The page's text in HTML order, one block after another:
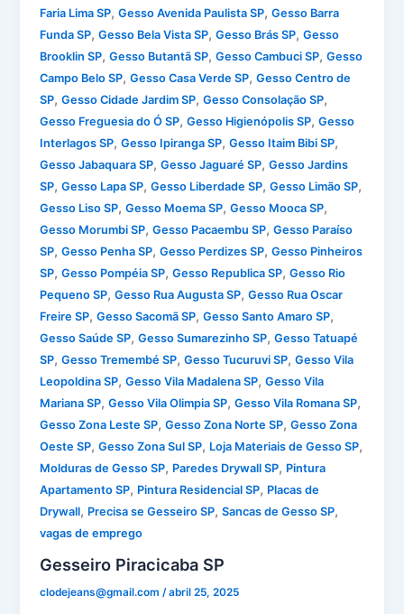
Faria Lima SP,Gesso Avenida Paulista SP,Gesso Barra
Funda SP,Gesso Bela Vista SP,Gesso Brás SP,Gesso
Brooklin SP,Gesso Butantã SP,Gesso Cambuci SP,Gesso
Campo Belo SP,Gesso Casa Verde SP,Gesso Centro de
SP,Gesso Cidade Jardim SP,Gesso Consolação SP,
Gesso Freguesia do Ó SP,Gesso Higienópolis SP,Gesso
Interlagos SP,Gesso Ipiranga SP,Gesso Itaim Bibi SP,
Gesso Jabaquara SP,Gesso Jaguaré SP,Gesso Jardins
SP,Gesso Lapa SP,Gesso Liberdade SP,Gesso Limão SP,
Gesso Liso SP,Gesso Moema SP,Gesso Mooca SP,
Gesso Morumbi SP,Gesso Pacaembu SP,Gesso Paraíso
SP,Gesso Penha SP,Gesso Perdizes SP,Gesso Pinheiros
SP,Gesso Pompéia SP,Gesso Republica SP,Gesso Rio
Pequeno SP,Gesso Rua Augusta SP,Gesso Rua Oscar
Freire SP,Gesso Sacomã SP,Gesso Santo Amaro SP,
Gesso Saúde SP,Gesso Sumarezinho SP,Gesso Tatuapé
SP,Gesso Tremembé SP,Gesso Tucuruvi SP,Gesso Vila
Leopoldina SP,Gesso Vila Madalena SP,Gesso Vila
Mariana SP,Gesso Vila Olimpia SP,Gesso Vila Romana SP,
Gesso Zona Leste SP,Gesso Zona Norte SP,Gesso Zona
Oeste SP,Gesso Zona Sul SP, Loja Materiais de Gesso SP,
Molduras de Gesso SP, Paredes Drywall SP, Pintura
Apartamento SP, Pintura Residencial SP, Placas de
Drywall, Precisa se Gesseiro SP,Sancas de Gesso SP,
vagas de emprego
Gesseiro Piracicaba SP
clodejeans@gmail.com /abril 25, 2025